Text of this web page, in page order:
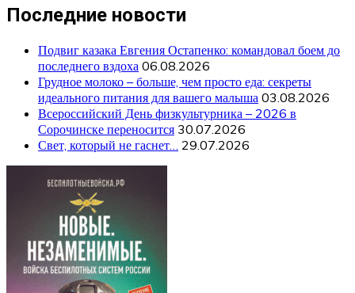
Последние новости
Подвиг казака Евгения Остапенко: командовал боем до
последнего вздоха 06.08.2026
Грудное молоко – больше, чем просто еда: секреты
идеального питания для вашего малыша 03.08.2026
Всероссийский День физкультурника – 2026 в
Сорочинске переносится 30.07.2026
Свет, который не гаснет… 29.07.2026